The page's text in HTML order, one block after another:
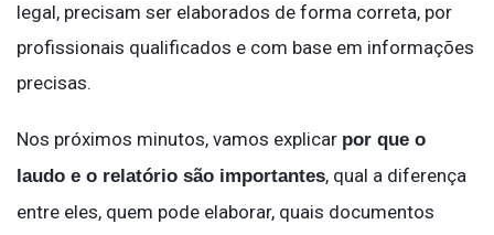
legal, precisam ser elaborados de forma correta, por
profissionais qualificados e com base em informações
precisas.
Nos próximos minutos, vamos explicar por que o
laudo e o relatório são importantes, qual a diferença
entre eles, quem pode elaborar, quais documentos